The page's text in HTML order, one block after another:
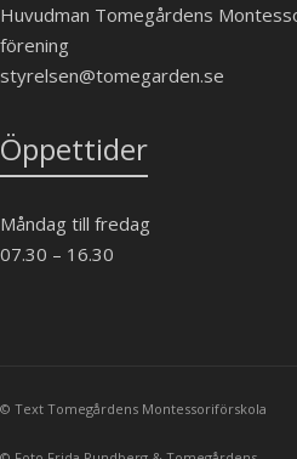
Huvudman Tomegårdens
förening
styrelsen@tomegarden.se
Öppettider
Måndag till fredag
07.30 – 16.30
© Text Tomegårdens Montessoriförskola